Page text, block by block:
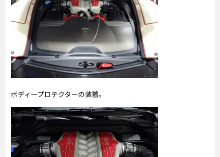
ボディープロテクターの装着。